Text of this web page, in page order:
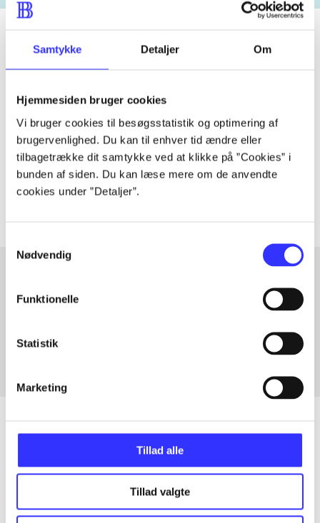
Samtykke Detaljer Om
Hjemmesiden bruger cookies
Vi bruger cookies til besøgsstatistik og optimering af
brugervenlighed. Du kan til enhver tid ændre eller
tilbagetrække dit samtykke ved at klikke på ”Cookies” i
bunden af siden. Du kan læse mere om de anvendte
cookies under ”Detaljer”.
Nødvendig
Funktionelle
Statistik
Marketing
Tillad alle
Tillad valgte
Artiklen er en del af
lorem ipsum dolor sit amet ...
Tidsskrift
Artiklerne i handler ofte om
Artikler med samme emner
Artikler
Alle registrerede artikler fordelt på udgivelser